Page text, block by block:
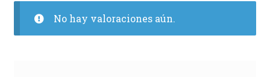
No hay valoraciones aún.